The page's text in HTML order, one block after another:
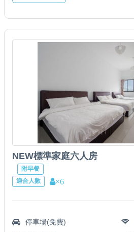
NEW標準家庭六人房
附早餐
適合人數
×6
停車場(免費)